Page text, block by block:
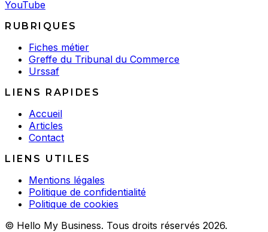
YouTube
RUBRIQUES
Fiches métier
Greffe du Tribunal du Commerce
Urssaf
LIENS RAPIDES
Accueil
Articles
Contact
LIENS UTILES
Mentions légales
Politique de confidentialité
Politique de cookies
© Hello My Business. Tous droits réservés 2026.